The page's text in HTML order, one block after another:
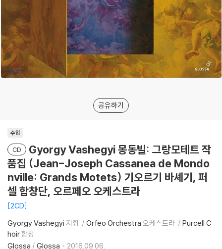
공유하기
수입
CD
Gyorgy Vashegyi 몽동빌: 그랑모테트 작
품집 (Jean-Joseph Cassanea de Mondo
nville: Grands Motets) 기오르기 바셰기, 퍼
셀 합창단, 오르페오 오케스트라
2CD
Gyorgy Vashegyi 지휘 Orfeo Orchestra 오케스트라
Purcell C
hoir합창
Glossa / Glossa
2016.09.06.